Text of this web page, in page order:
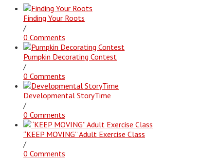
Finding Your Roots
/
0 Comments
Pumpkin Decorating Contest
/
0 Comments
Developmental StoryTime
/
0 Comments
“KEEP MOVING” Adult Exercise Class
/
0 Comments